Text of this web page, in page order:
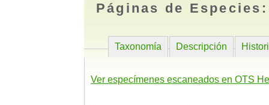
Páginas de
Taxonomía Descripción
Ver especímenes escaneados en OTS